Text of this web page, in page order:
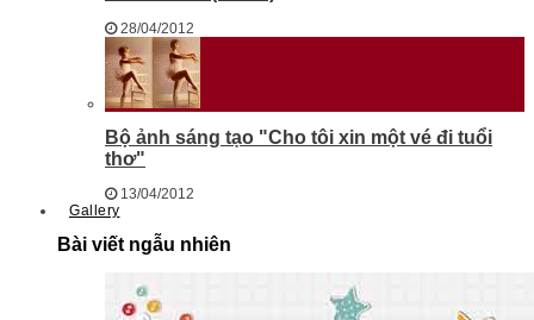
28/04/2012
Bộ ảnh sáng tạo "Cho tôi xin một vé đi tuổi
thơ"
13/04/2012
Gallery
Bài viết ngẫu nhiên